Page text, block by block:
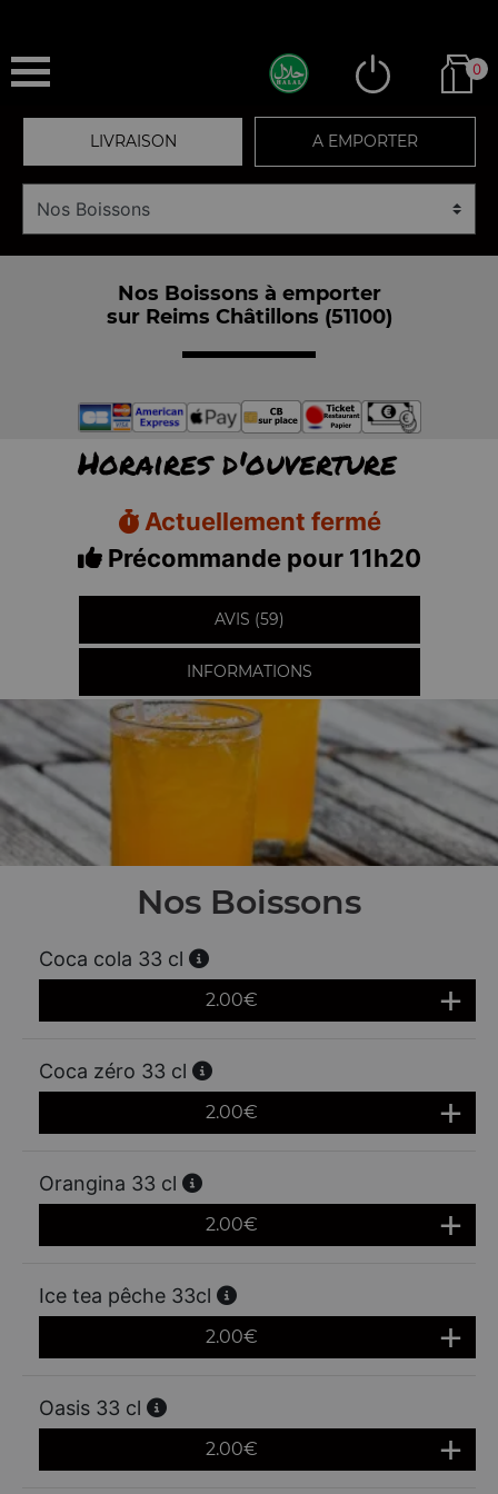
0
LIVRAISON A EMPORTER
Nos Boissons à emporter
sur Reims Châtillons (51100)
Horaires d'ouverture
Actuellement fermé
Précommande pour 11h20
AVIS (59)
INFORMATIONS
Nos Boissons
Coca cola 33 cl
2.00€
Coca zéro 33 cl
2.00€
Orangina 33 cl
2.00€
Ice tea pêche 33cl
2.00€
Oasis 33 cl
2.00€